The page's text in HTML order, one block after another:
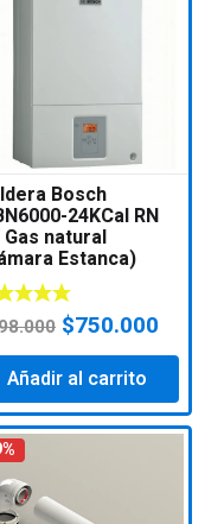
Bosch
24KCal RN
Gas natural
Estanca)
El
precio
original
era:
$798.000.
$750.000
precio
es:
Añadir al carrito